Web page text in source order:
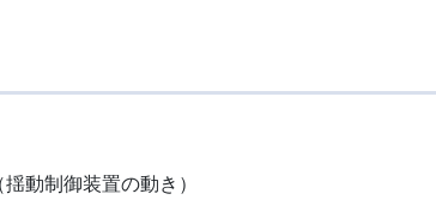
揺動制御装置の動き）